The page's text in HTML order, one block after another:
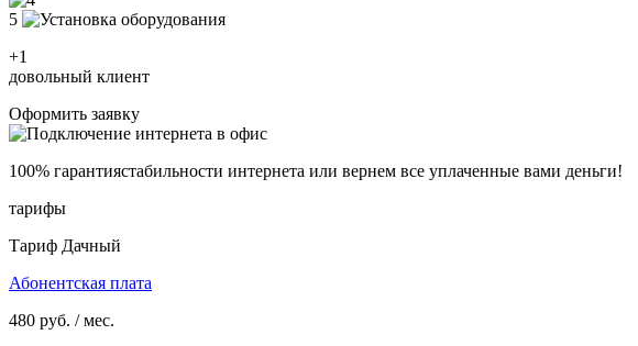
5
+1
довольный клиент
Оформить заявку
100% гарантиястабильности интернета или вернем все уплаченные вами деньги!
тарифы
Тариф Дачный
Абонентская плата
480 руб. / мес.